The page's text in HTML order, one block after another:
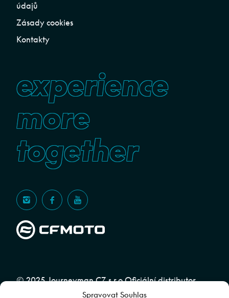
Spravovat Souhlas
údajů
Zásady cookies
Kontakty
experience
more
together
© 2025 Journeyman CZ s.r.o Oficiální distributor